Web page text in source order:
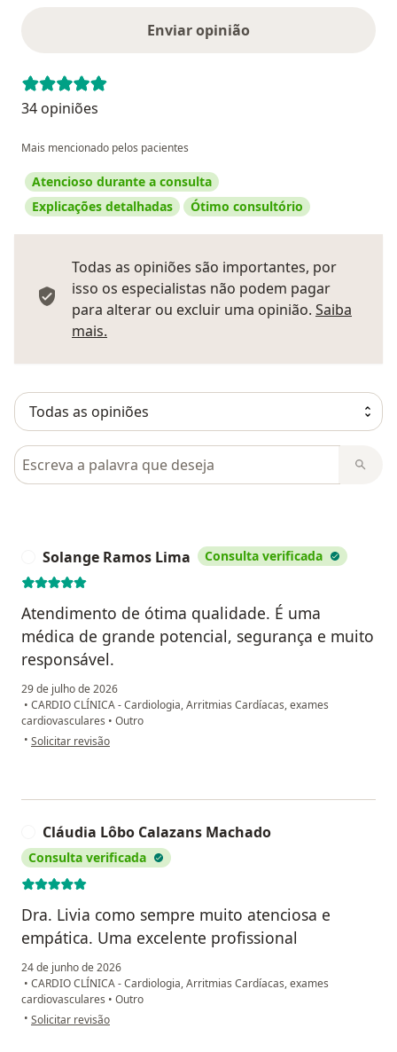
Enviar opinião
34 opiniões
Mais mencionado pelos pacientes
Atencioso durante a consulta
Explicações detalhadas
Ótimo consultório
Todas as opiniões são importantes, por
isso os especialistas não podem pagar
para alterar ou excluir uma opinião. Saiba
mais.
Pesquisar em opiniões
Solange Ramos Lima Consulta verificada
Atendimento de ótima qualidade. É uma
médica de grande potencial, segurança e muito
responsável.
29 de julho de 2026
• CARDIO CLÍNICA - Cardiologia, Arritmias Cardíacas, exames
cardiovasculares • Outro
• na opinião do utilizador Solange Ramos Lima
Solicitar revisão
Cláudia Lôbo Calazans Machado
Consulta verificada
Dra. Livia como sempre muito atenciosa e
empática. Uma excelente profissional
24 de junho de 2026
• CARDIO CLÍNICA - Cardiologia, Arritmias Cardíacas, exames
cardiovasculares • Outro
• na opinião do utilizador Cláudia Lôbo Calazans Machado
Solicitar revisão